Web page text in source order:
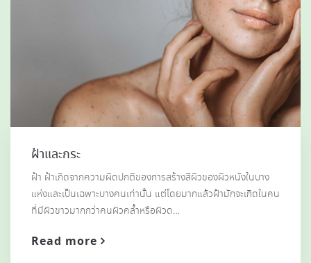
ฝ้าและกระ
ฝ้า ฝ้าเกิดจากความผิดปกติของการสร้างสีผิวของผิวหนังในบาง
แห่งและเป็นเฉพาะบางคนเท่านั้น แต่โดยมากแล้วฝ้ามักจะเกิดในคน
ที่มีผิวขาวมากกว่าคนผิวคล้ำหรือผิวด…
Read more